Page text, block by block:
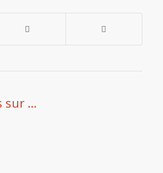
sur …